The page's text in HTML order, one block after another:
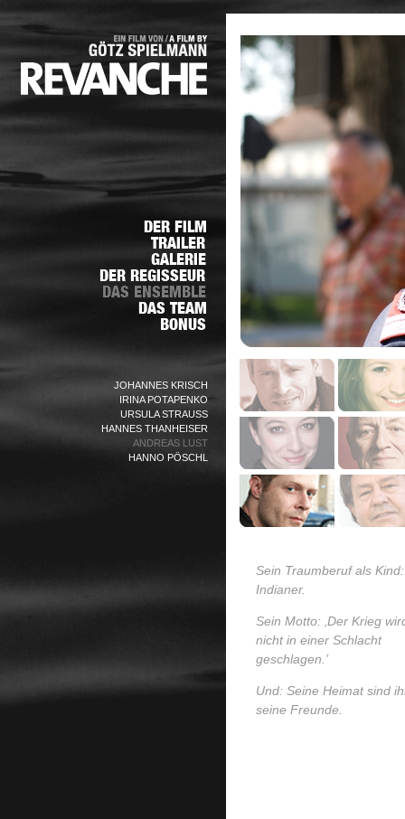
JOHANNES KRISCH
IRINA POTAPENKO
URSULA STRAUSS
HANNES THANHEISER
ANDREAS LUST
HANNO PÖSCHL
Sein Traumberuf als Kind:
Indianer.
Sein Motto: ‚Der Krieg
nicht in einer Schlacht
geschlagen.’
Und: Seine Heimat sind
seine Freunde.